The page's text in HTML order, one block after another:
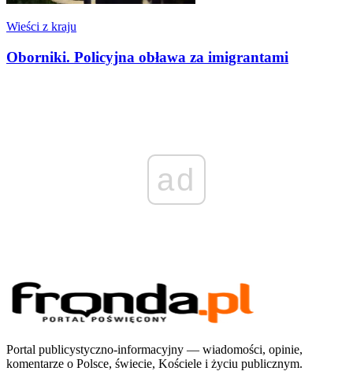
Wieści z kraju
Oborniki. Policyjna obława za imigrantami
ad
Portal publicystyczno-informacyjny — wiadomości, opinie,
komentarze o Polsce, świecie, Kościele i życiu publicznym.